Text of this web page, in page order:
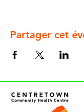
Partager cet